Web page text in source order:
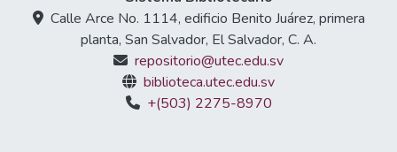
Calle Arce No. 1114, edificio Benito Juárez, primera
planta, San Salvador, El Salvador, C. A.
repositorio@utec.edu.sv
biblioteca.utec.edu.sv
+(503) 2275-8970